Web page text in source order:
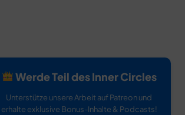
Werde Teil des Inner Circles
Unterstütze unsere Arbeit auf Patreon und
erhalte exklusive Bonus-Inhalte & Podcasts!